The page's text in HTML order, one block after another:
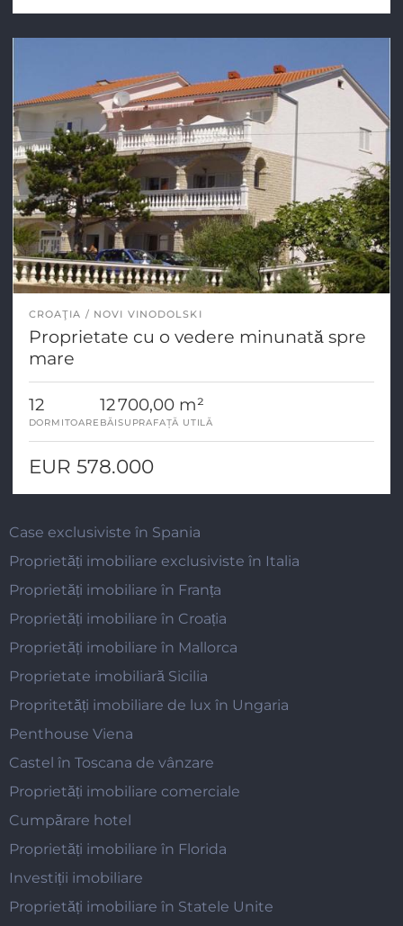
CROAŢIA NOVI VINODOLSKI
Proprietate cu o vedere minunată spre
mare
12
DORMITOARE
12
BĂI
700,00 m²
SUPRAFAȚĂ UTILĂ
EUR 578.000
Case exclusiviste în Spania
Proprietăți imobiliare exclusiviste în Italia
Proprietăți imobiliare în Franța
Proprietăți imobiliare în Croația
Proprietăți imobiliare în Mallorca
Proprietate imobiliară Sicilia
Propritetăți imobiliare de lux în Ungaria
Penthouse Viena
Castel în Toscana de vânzare
Proprietăți imobiliare comerciale
Cumpărare hotel
Proprietăți imobiliare în Florida
Investiții imobiliare
Proprietăți imobiliare în Statele Unite